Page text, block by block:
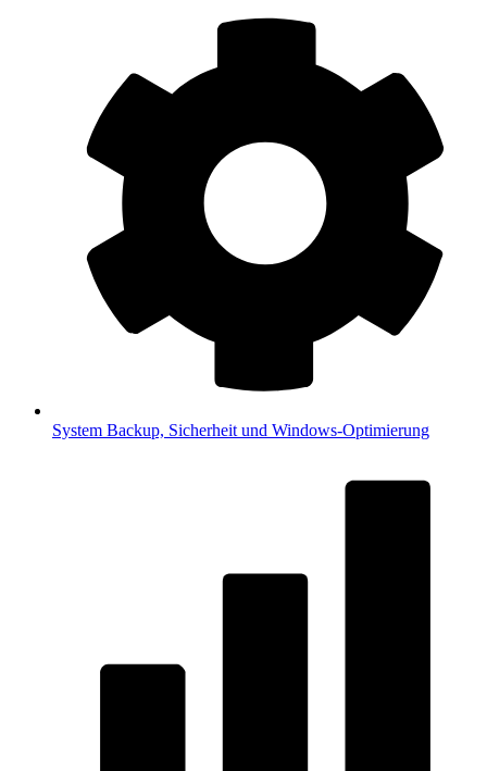
System Backup, Sicherheit und Windows-Optimierung